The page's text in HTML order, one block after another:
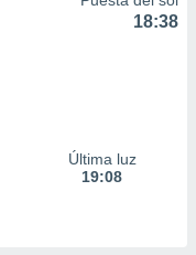
18:38
Última luz
19:08